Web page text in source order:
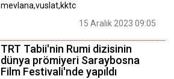
mevlana,vuslat,kktc
15 Aralık 2023 09:05
TRT Tabii'nin Rumi dizisinin
dünya prömiyeri Saraybosna
Film Festivali'nde yapıldı